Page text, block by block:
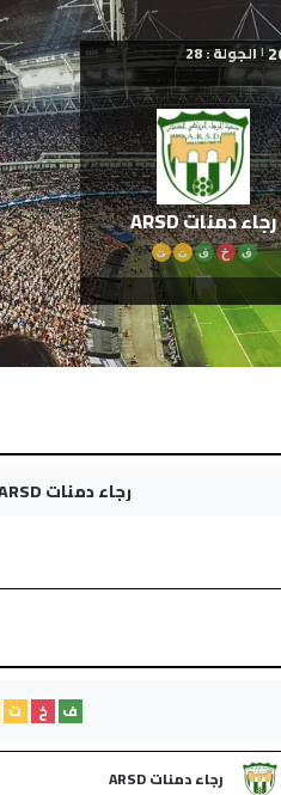
| الجولة : 28
رجاء دمنات ARSD
ف خ ف ت ت
رجاء دمنات ARSD
ف خ ت
رجاء دمنات ARSD